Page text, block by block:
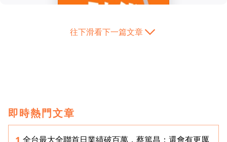
往下滑看下一篇文章
即時熱門文章
全台最大全聯首日業績破百萬，蔡篤昌：還會有更厲